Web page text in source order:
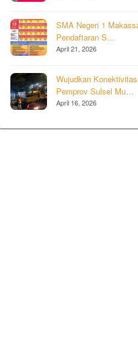
SMA Negeri 1
Pendaftaran S…
April 21, 2026
Wujudkan
Pemprov Sulsel Mu…
April 16, 2026